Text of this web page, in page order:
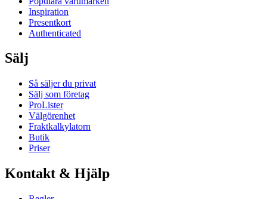
Inspiration
Presentkort
Authenticated
Sälj
Så säljer du privat
Sälj som företag
ProLister
Välgörenhet
Fraktkalkylatorn
Butik
Priser
Kontakt & Hjälp